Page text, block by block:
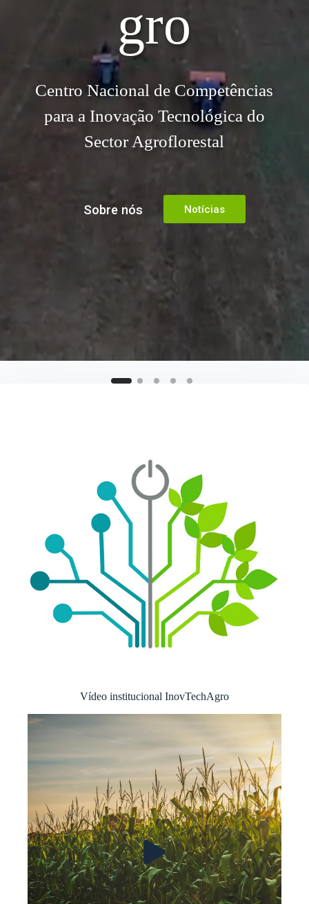
gro
Centro Nacional de Competências
para a Inovação Tecnológica do
Sector Agroflorestal
Sobre nós Notícias
Vídeo institucional InovTechAgro